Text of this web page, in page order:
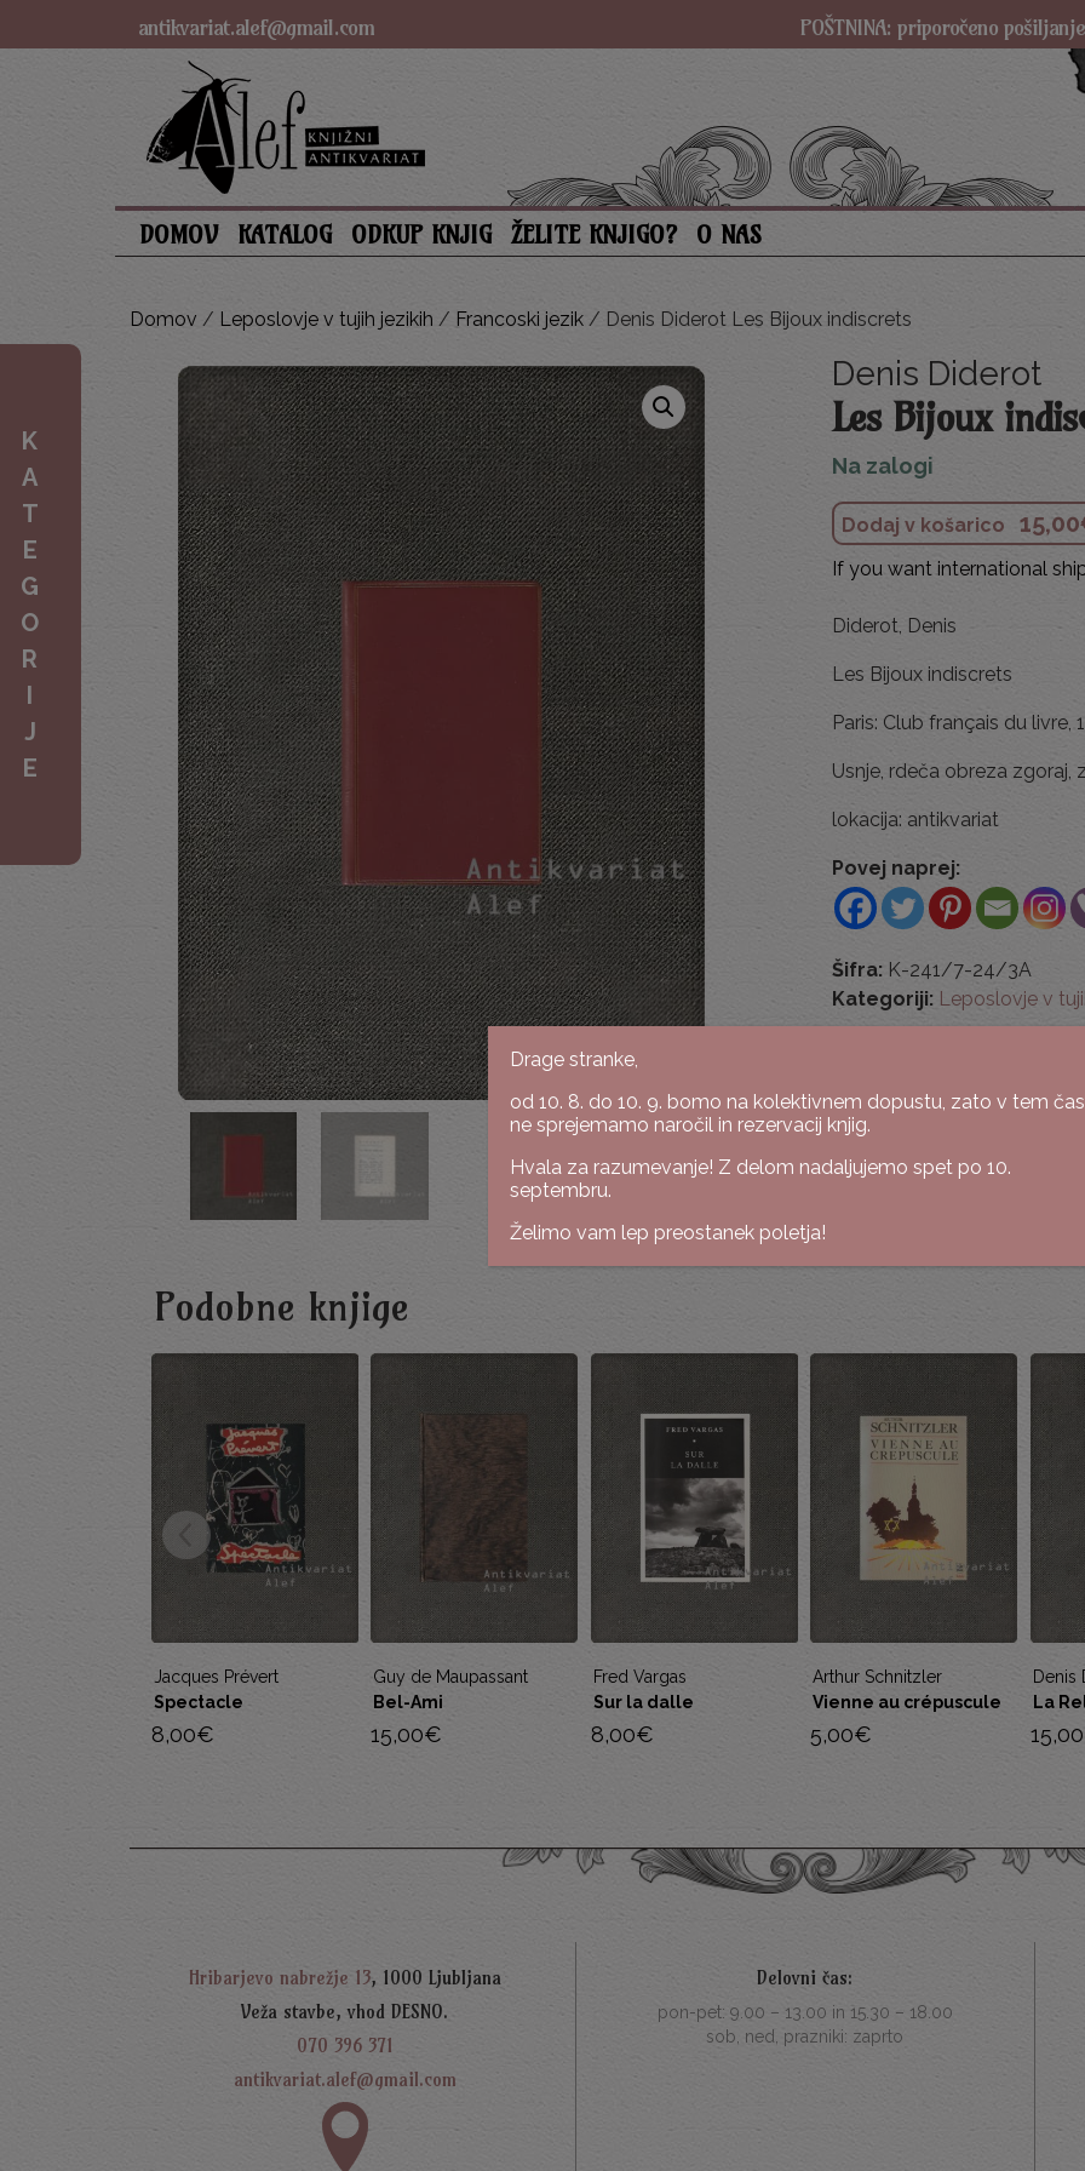
antikvariat.alef@gmail.com POŠTNINA: priporočeno pošiljanje
DOMOV KATALOG ODKUP KNJIG ŽELITE KNJIGO? O NAS
Domov / Leposlovje v tujih jezikih / Francoski jezik/ Denis Diderot Les Bijoux indiscrets
Denis Diderot
Les Bijoux
Na zalogi
Dodaj v košarico 15,00
If you want international
Diderot, Denis
Les Bijoux indiscrets
Paris: Club français du livre,
Usnje, rdeča obreza zgoraj,
lokacija: antikvariat
Povej naprej:
Šifra: K-241/7-24/3A
Kategoriji: Leposlovje v
Podobne knjige
Guy de Maupassant
Bel-Ami
15,00€
Fred Vargas
Sur la dalle
8,00€
Arthur Schnitzler
Vienne au crépuscule
5,00€
Denis Diderot
La Religieuse
15,00€
Guy
Une
5,00
Hribarjevo nabrežje 13, 1000 Ljubljana
Veža stavbe, vhod DESNO.
070 396 371
antikvariat.alef@gmail.com
Delovni čas:
pon-pet: 9.00 – 13.00 in 15.30 – 18.00
sob, ned, prazniki: zaprto
K
A
T
E
G
O
R
I
J
E
Drage stranke,
od 10. 8. do 10. 9. bomo na kolektivnem dopustu, zato v tem
ne sprejemamo naročil in rezervacij knjig.
Hvala za razumevanje! Z delom nadaljujemo spet po 10.
septembru.
Želimo vam lep preostanek poletja!